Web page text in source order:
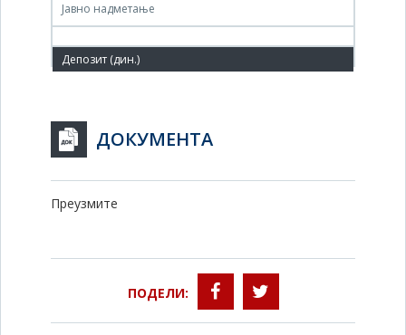
Јавно надметање
ДОКУМЕНТА
Преузмите
ПОДЕЛИ: